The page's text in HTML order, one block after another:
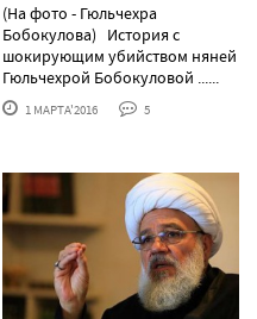
(На фото - Гюльчехра
Бобокулова) История с
шокирующим убийством няней
Гюльчехрой Бобокуловой ......
1 МАРТА'2016 5